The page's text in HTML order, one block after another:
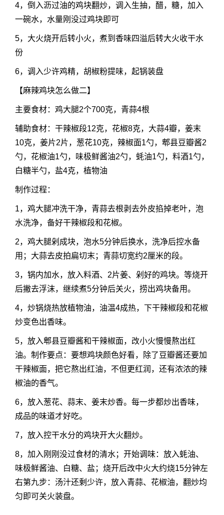
4，倒入沥过油的鸡块翻炒，调入生抽，醋，糖，加入
一碗水，水量刚没过鸡块即可
5，大火烧开后转小火，煮到香味四溢后转大火收干水
份
6，调入少许鸡精，胡椒粉提味，起锅装盘
【麻辣鸡块怎么做二】
主要食材： 鸡大腿2个700克，青蒜4根
辅助食材：干辣椒段12克，花椒8克，大蒜4瓣，姜末
10克，姜片2片，葱花10克，辣椒面1勺，郫县豆瓣酱2
勺，花椒油1勺，味极鲜酱油2勺，蚝油1勺，料酒1勺，
白糖半勺，盐4克，植物油
制作过程：
1，鸡大腿冲洗干净，青蒜去根剥去外皮掐掉老叶，泡
水洗净，备好干辣椒段和花椒。
2，鸡大腿剁成块，泡水5分钟后换水，洗净后控水备
用；大蒜去皮拍扁切末；青蒜切宽约2厘米的段。
3，锅内加水，放入料酒、2片姜、剁好的鸡块。等烧开
后撇去浮沫，继续煮5分钟后关火，捞出鸡块备用。
4，炒锅烧热放植物油，油温4成热，下干辣椒段和花椒
炒变色出香味。
5，放入郫县豆瓣酱和干辣椒面，改小火慢慢熬出红
油。制作要点：要想鸡块颜色好看，除了豆瓣酱还要加
干辣椒面，把它熬出红油，不但更红润，还有浓浓的辣
椒油的香气。
6，放入葱花、蒜末、姜末炒香。每一步都炒出香味，
成品的味道才好吃。
7，放入控干水分的鸡块开大火翻炒。
8，加入刚刚没过食材的清水；开始调味：放入蚝油、
味极鲜酱油、白糖、盐；烧开后改中火大约烧15分钟左
右第九步：汤汁还剩少许，放入青蒜、花椒油，翻炒均
匀即可关火装盘。